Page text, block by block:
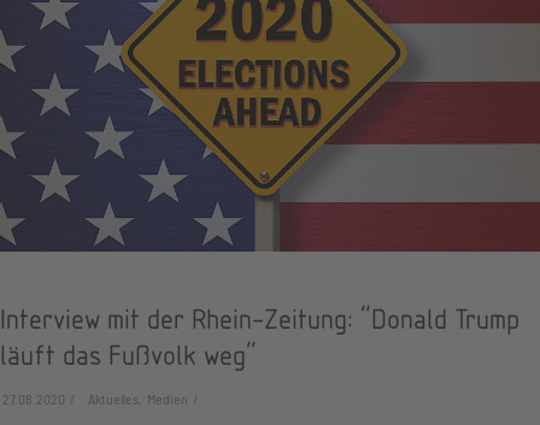
Interview mit der Rhein-Zeitung: "Donald Trump
läuft das Fußvolk weg"
27.08.2020 Aktuelles, Medien